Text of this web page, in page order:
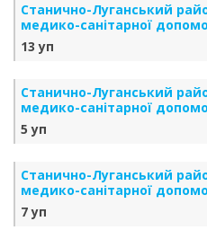
Станично-Луганський
медико-санітарної
13 уп
Станично-Луганський
медико-санітарної
5 уп
Станично-Луганський
медико-санітарної
7 уп